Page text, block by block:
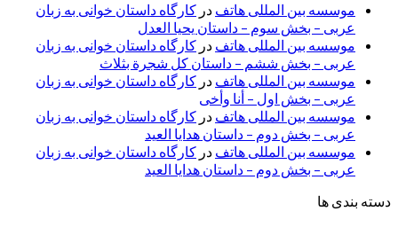
موسسه بین المللی هاتف در کارگاه داستان خوانی به زبان
عربی – بخش سوم – داستان یحیا العدل
موسسه بین المللی هاتف در کارگاه داستان خوانی به زبان
عربی – بخش ششم – داستان کل شجرة بثلاث
موسسه بین المللی هاتف در کارگاه داستان خوانی به زبان
عربی – بخش اول – أنا وأخی
موسسه بین المللی هاتف در کارگاه داستان خوانی به زبان
عربی – بخش دوم – داستان هدایا العید
موسسه بین المللی هاتف در کارگاه داستان خوانی به زبان
عربی – بخش دوم – داستان هدایا العید
دسته بندی ها